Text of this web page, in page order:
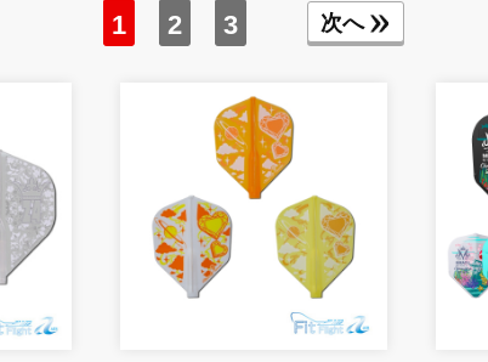
1 2 3 次へ